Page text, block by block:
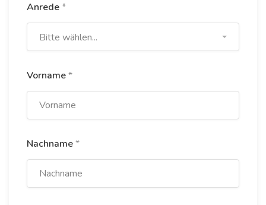
Anrede*
Bitte wählen...
Vorname*
Nachname*